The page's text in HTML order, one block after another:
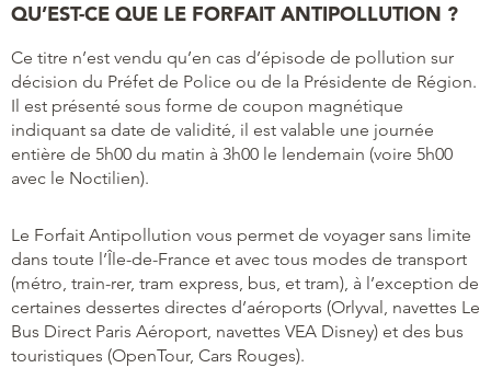
QU’EST-CE QUE LE FORFAIT ANTIPOLLUTION ?
Ce titre n’est vendu qu’en cas d’épisode de pollution sur
décision du Préfet de Police ou de la Présidente de Région.
Il est présenté sous forme de coupon magnétique
indiquant sa date de validité, il est valable une journée
entière de 5h00 du matin à 3h00 le lendemain (voire 5h00
avec le Noctilien).
Le Forfait Antipollution vous permet de voyager sans limite
dans toute l’Île-de-France et avec tous modes de transport
(métro, train-rer, tram express, bus, et tram), à l’exception de
certaines dessertes directes d’aéroports (Orlyval, navettes Le
Bus Direct Paris Aéroport, navettes VEA Disney) et des bus
touristiques (OpenTour, Cars Rouges).